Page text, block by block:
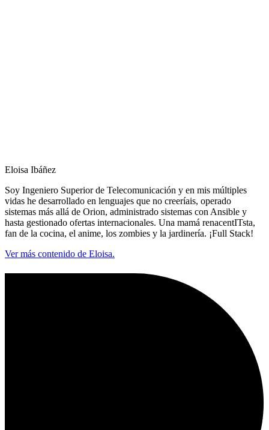
Eloisa Ibáñez
Soy Ingeniero Superior de Telecomunicación y en mis múltiples
vidas he desarrollado en lenguajes que no creeríais, operado
sistemas más allá de Orion, administrado sistemas con Ansible y
hasta gestionado ofertas internacionales. Una mamá renacentITsta,
fan de la cocina, el anime, los zombies y la jardinería. ¡Full Stack!
Ver más contenido de Eloisa.